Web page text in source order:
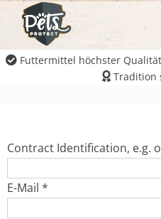
Futtermittel höchster Qualität
Tradition
Contract Identification, e.g.
E-Mail *